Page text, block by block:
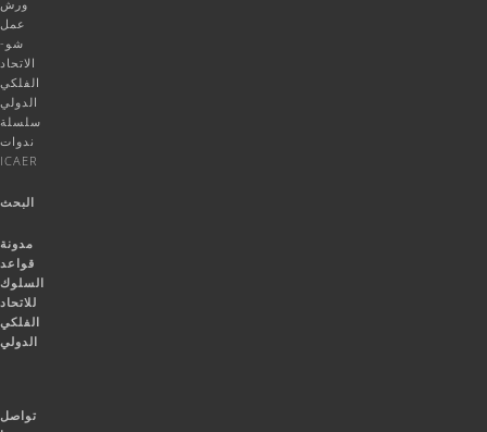
ورش
عمل
شو-
الاتحاد
الفلكي
الدولي
سلسلة
ندوات
ICAER
البحث
مدونة
قواعد
السلوك
للاتحاد
الفلكي
الدولي
تواصل